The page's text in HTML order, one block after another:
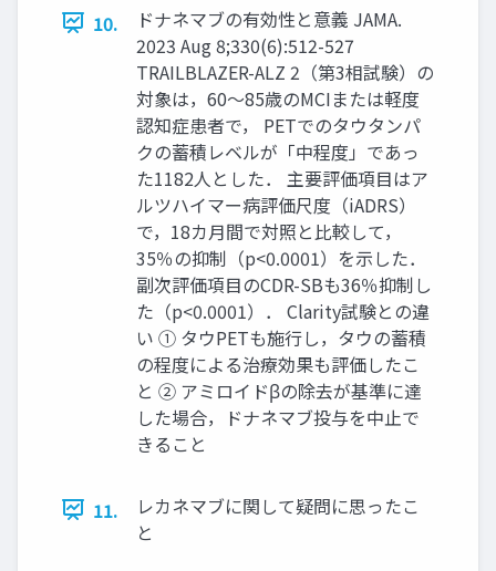
10.
ドナネマブの有効性と意義 JAMA.
2023 Aug 8;330(6):512-527
TRAILBLAZER-ALZ 2（第3相試験）の
対象は，60～85歳のMCIまたは軽度
認知症患者で， PETでのタウタンパ
クの蓄積レベルが「中程度」であっ
た1182人とした． 主要評価項目はア
ルツハイマー病評価尺度（iADRS）
で，18カ月間で対照と比較して，
35％の抑制（p<0.0001）を示した．
副次評価項目のCDR-SBも36％抑制し
た（p<0.0001）． Clarity試験との違
い ① タウPETも施行し，タウの蓄積
の程度による治療効果も評価したこ
と ② アミロイドβの除去が基準に達
した場合，ドナネマブ投与を中止で
きること
11.
レカネマブに関して疑問に思ったこ
と